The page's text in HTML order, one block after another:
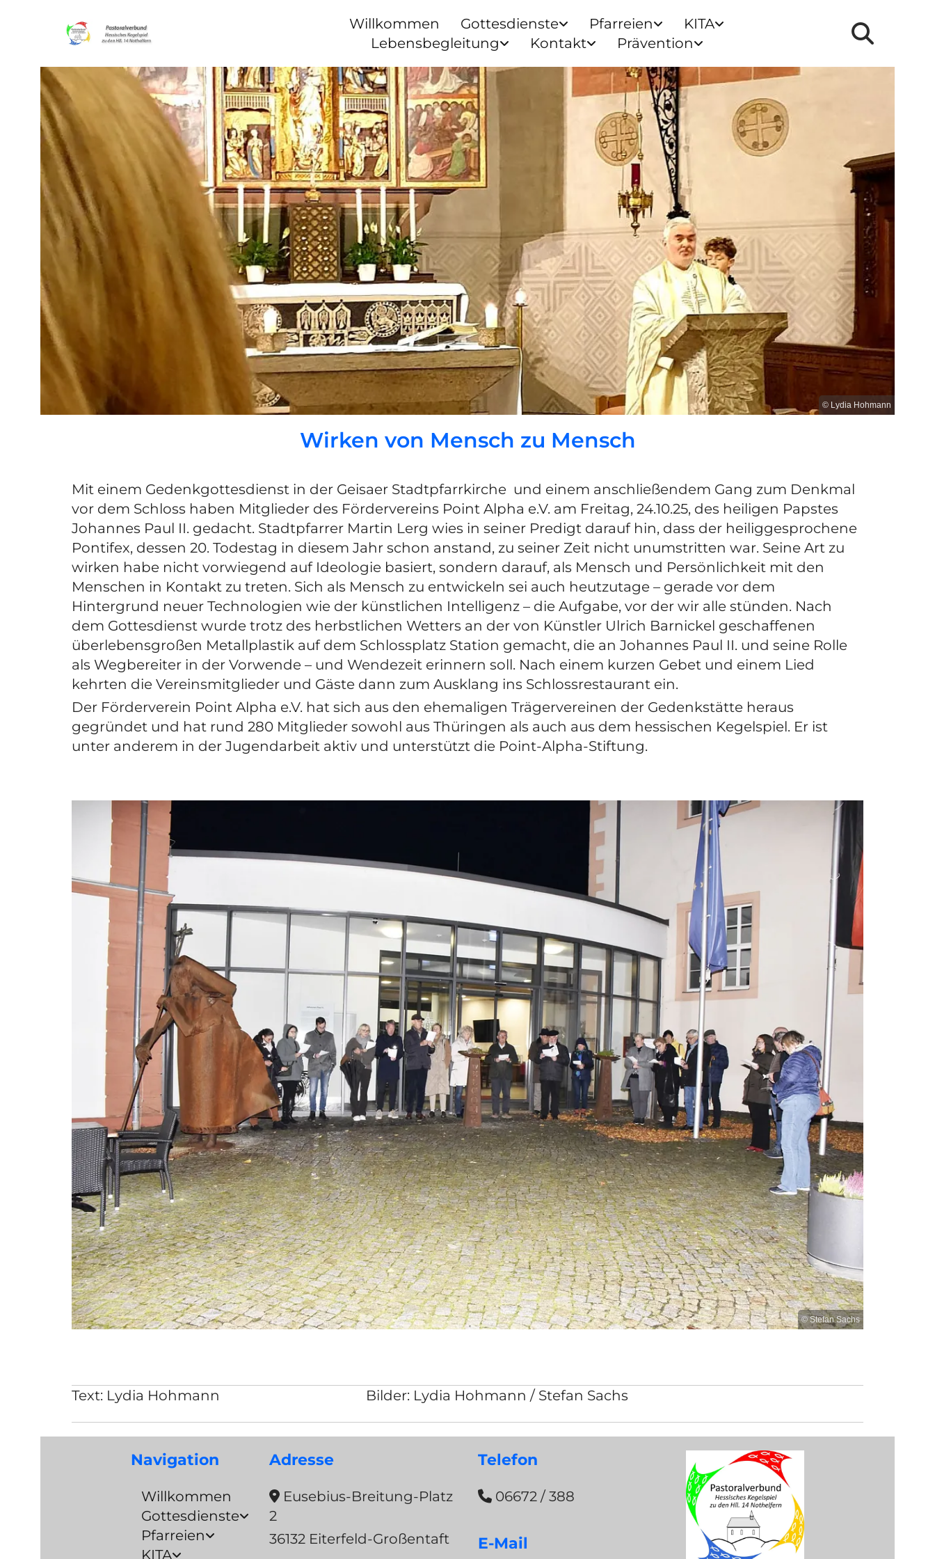
Willkommen Gottesdienste Pfarreien
KITA
Lebensbegleitung
Kontakt Prävention
© Lydia Hohmann
Wirken von Mensch zu Mensch
Mit einem Gedenkgottesdienst in der Geisaer Stadtpfarrkirche und einem anschließendem Gang zum Denkmal
vor dem Schloss haben Mitglieder des Fördervereins Point Alpha e.V. am Freitag, 24.10.25, des heiligen Papstes
Johannes Paul II. gedacht. Stadtpfarrer Martin Lerg wies in seiner Predigt darauf hin, dass der heiliggesprochene
Pontifex, dessen 20. Todestag in diesem Jahr schon anstand, zu seiner Zeit nicht unumstritten war. Seine Art zu
wirken habe nicht vorwiegend auf Ideologie basiert, sondern darauf, als Mensch und Persönlichkeit mit den
Menschen in Kontakt zu treten. Sich als Mensch zu entwickeln sei auch heutzutage – gerade vor dem
Hintergrund neuer Technologien wie der künstlichen Intelligenz – die Aufgabe, vor der wir alle stünden. Nach
dem Gottesdienst wurde trotz des herbstlichen Wetters an der von Künstler Ulrich Barnickel geschaffenen
überlebensgroßen Metallplastik auf dem Schlossplatz Station gemacht, die an Johannes Paul II. und seine Rolle
als Wegbereiter in der Vorwende – und Wendezeit erinnern soll. Nach einem kurzen Gebet und einem Lied
kehrten die Vereinsmitglieder und Gäste dann zum Ausklang ins Schlossrestaurant ein.
Der Förderverein Point Alpha e.V. hat sich aus den ehemaligen Trägervereinen der Gedenkstätte heraus
gegründet und hat rund 280 Mitglieder sowohl aus Thüringen als auch aus dem hessischen Kegelspiel. Er ist
unter anderem in der Jugendarbeit aktiv und unterstützt die Point-Alpha-Stiftung.
© Stefan Sachs
Text: Lydia Hohmann Bilder: Lydia Hohmann / Stefan Sachs
Navigation
Willkommen
Gottesdienste
Pfarreien
KITA
Adresse
 Eusebius-Breitung-Platz
2
36132 Eiterfeld-Großentaft
Telefon
06672 / 388
E-Mail